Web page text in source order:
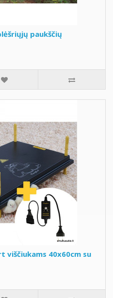
paukščių
viščiukams 40x60cm su